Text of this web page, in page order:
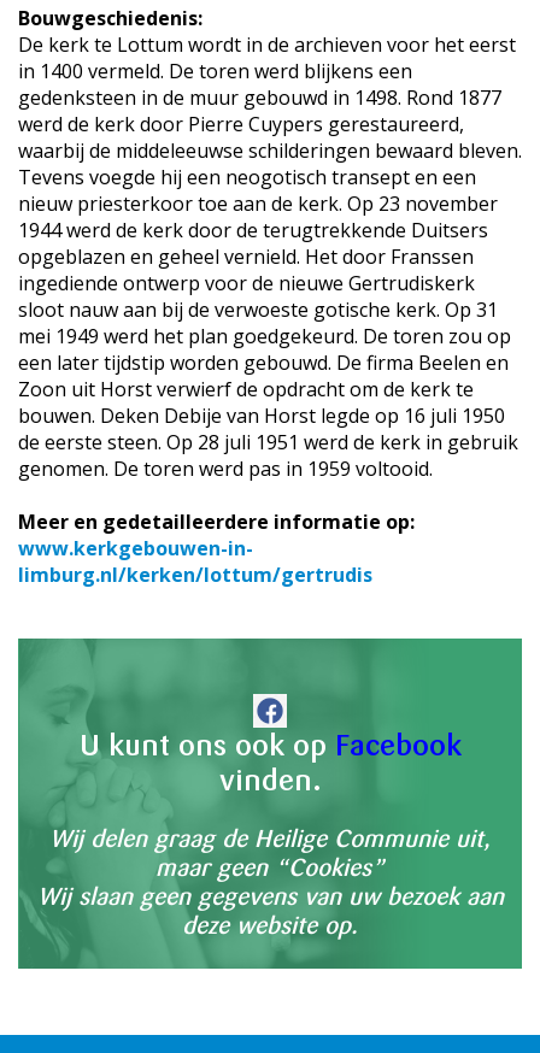
Bouwgeschiedenis:
De kerk te Lottum wordt in de archieven voor het eerst
in 1400 vermeld. De toren werd blijkens een
gedenksteen in de muur gebouwd in 1498. Rond 1877
werd de kerk door Pierre Cuypers gerestaureerd,
waarbij de middeleeuwse schilderingen bewaard bleven.
Tevens voegde hij een neogotisch transept en een
nieuw priesterkoor toe aan de kerk. Op 23 november
1944 werd de kerk door de terugtrekkende Duitsers
opgeblazen en geheel vernield. Het door Franssen
ingediende ontwerp voor de nieuwe Gertrudiskerk
sloot nauw aan bij de verwoeste gotische kerk. Op 31
mei 1949 werd het plan goedgekeurd. De toren zou op
een later tijdstip worden gebouwd. De firma Beelen en
Zoon uit Horst verwierf de opdracht om de kerk te
bouwen. Deken Debije van Horst legde op 16 juli 1950
de eerste steen. Op 28 juli 1951 werd de kerk in gebruik
genomen. De toren werd pas in 1959 voltooid.
Meer en gedetailleerdere informatie op:
www.kerkgebouwen-in-
limburg.nl/kerken/lottum/gertrudis
U kunt ons ook op Facebook
vinden.
Wij delen graag de Heilige Communie uit,
maar geen “Cookies”
Wij slaan geen gegevens van uw bezoek aan
deze website op.